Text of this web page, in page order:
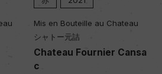
Mis en Bouteille au Chateau
シャトー元詰
Chateau Fournier Cansa
c